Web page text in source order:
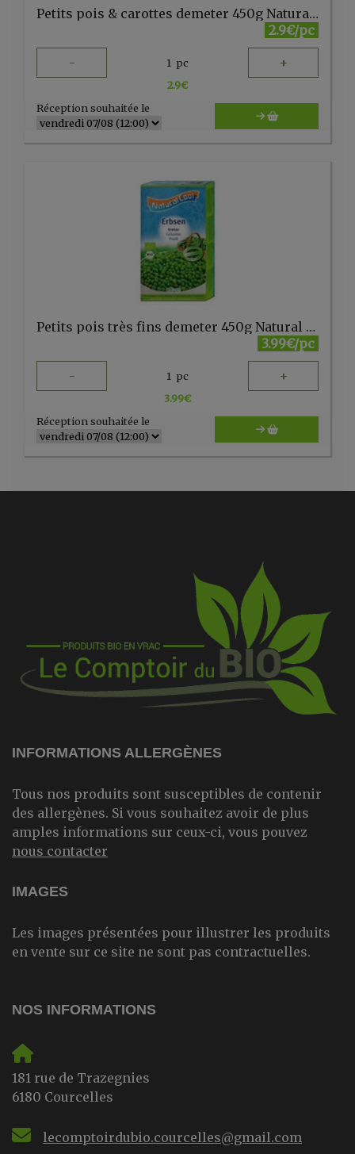
Petits pois & carottes demeter 450g Natural Cool
2.9€/pc
- 1 pc +
2.9€
Réception souhaitée le
Petits pois très fins demeter 450g Natural Cool
3.99€/pc
- 1 pc +
3.99€
Réception souhaitée le
INFORMATIONS ALLERGÈNES
Tous nos produits sont susceptibles de contenir
des allergènes. Si vous souhaitez avoir de plus
amples informations sur ceux-ci, vous pouvez
nous contacter
IMAGES
Les images présentées pour illustrer les produits
en vente sur ce site ne sont pas contractuelles.
NOS INFORMATIONS
181 rue de Trazegnies
6180 Courcelles
lecomptoirdubio.courcelles@gmail.com